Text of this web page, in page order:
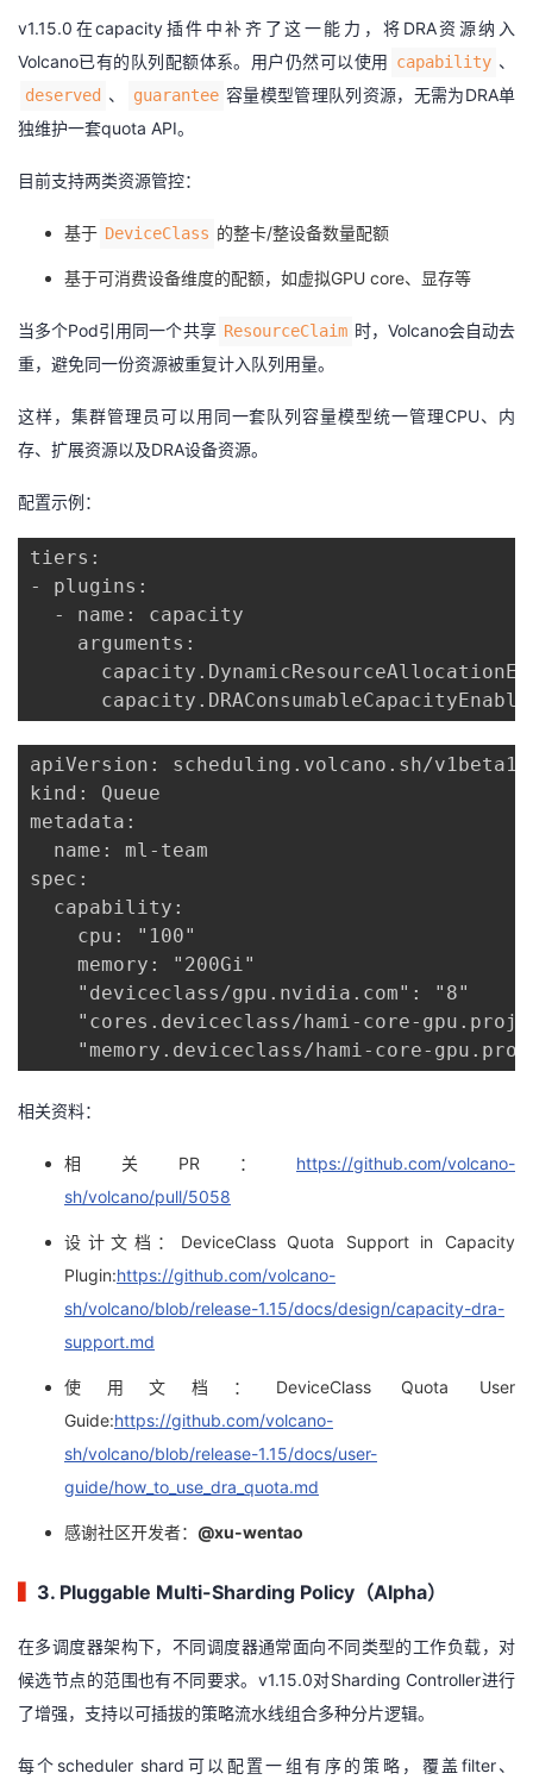
v1.15.0在capacity插件中补齐了这一能力，将DRA资源纳入
Volcano已有的队列配额体系。用户仍然可以使用 capability 、
deserved 、 guarantee 容量模型管理队列资源，无需为DRA单
独维护一套quota API。
目前支持两类资源管控：
基于 DeviceClass 的整卡/整设备数量配额
基于可消费设备维度的配额，如虚拟GPU core、显存等
当多个Pod引用同一个共享 ResourceClaim 时，Volcano会自动去
重，避免同一份资源被重复计入队列用量。
这样，集群管理员可以用同一套队列容量模型统一管理CPU、内
存、扩展资源以及DRA设备资源。
配置示例：
tiers:
- plugins:
- name: capacity
arguments:
apiVersion: scheduling.volcano.sh/v1beta1
kind: Queue
metadata:
name: ml-team
spec:
capability:
cpu: "100"
memory: "200Gi"
"deviceclass/gpu.nvidia.com": "8"
"cores.deviceclass/hami-core-
"memory.deviceclass/hami-core-
相关资料：
相关PR： https://github.com/volcano-
sh/volcano/pull/5058
设计文档：DeviceClass Quota Support in Capacity
Plugin:https://github.com/volcano-
sh/volcano/blob/release-1.15/docs/design/capacity-dra-
support.md
使用文档：DeviceClass Quota User
Guide:https://github.com/volcano-
sh/volcano/blob/release-1.15/docs/user-
guide/how_to_use_dra_quota.md
感谢社区开发者： @xu-wentao
3. Pluggable Multi-Sharding Policy（Alpha）
在多调度器架构下，不同调度器通常面向不同类型的工作负载，对
候选节点的范围也有不同要求。v1.15.0对Sharding Controller进行
了增强，支持以可插拔的策略流水线组合多种分片逻辑。
每个scheduler shard可以配置一组有序的策略，覆盖filter、